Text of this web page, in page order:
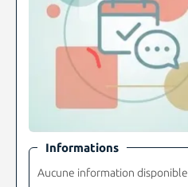
Informations
Aucune information disponible